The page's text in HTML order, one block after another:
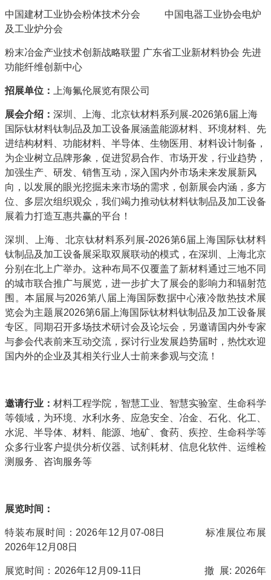
中国建材工业协会粉体技术分会 中国电器工业协会电炉
及工业炉分会
粉末冶金产业技术创新战略联盟 广东省工业新材料协会 先进
功能纤维创新中心
招展单位： 上海氟伦展览有限公司
展会介绍： 深圳、上海、北京钛材料系列展-2026第6届上海
国际钛材料钛制品及加工设备展涵盖能源材料、环境材料、先
进结构材料、功能材料、半导体、生物医用、材料设计制备，
为企业树立品牌形象，促进贸易合作、市场开发，行业趋势，
加强生产、研发、销售互动，深入国内外市场未来发展新风
向，以发展的眼光挖掘未来市场的需求，创新展会内涵，多方
位、多层次组织观众，我们竭力推动钛材料钛制品及加工设备
展着力打造互惠共赢的平台！
深圳、上海、北京钛材料系列展-2026第6届上海国际钛材料
钛制品及加工设备展采取双展联动的模式，在深圳、上海北京
分别在北上广举办。这种布局不仅覆盖了新材料通过三地不同
的城市联合推广与展览，进一步扩大了展会的影响力和辐射范
围。本届展与2026第八届上海国际数据中心液冷散热技术展
览会为主题展2026第6届上海国际钛材料钛制品及加工设备展
专区。同期召开多场技术研讨会及论坛会，另邀请国内外专家
与参会代表前来互动交流，探讨行业发展趋势届时，热忱欢迎
国内外的企业及其相关行业人士前来参观与交流！
邀请行业： 材料工程学院，智慧工业、智慧实验室、生命科学
等领域，为环境、水利水务、应急安全、冶金、石化、化工、
水泥、半导体、材料、能源、地矿、食药、疾控、生命科学等
众多行业客户提供分析仪器、试剂耗材、信息化软件、运维检
测服务、咨询服务等
展览时间：
特装布展时间：2026年12月07-08日 标准展位布展
2026年12月08日
展览时间：2026年12月09-11日 撤 展: 2026年